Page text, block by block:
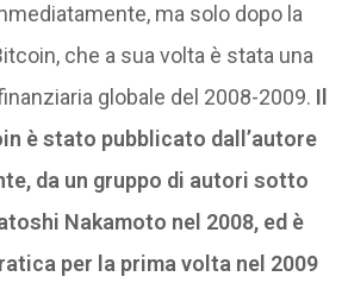
ma solo dopo la
che a sua volta è stata una
globale del 2008-2009. Il
è stato pubblicato dall’autore
da un gruppo di autori sotto
Nakamoto nel 2008, ed è
per la prima volta nel 2009